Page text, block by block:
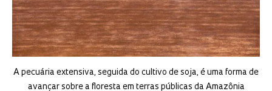
A pecuária extensiva, seguida do cultivo de soja, é uma forma de
avançar sobre a floresta em terras públicas da Amazônia